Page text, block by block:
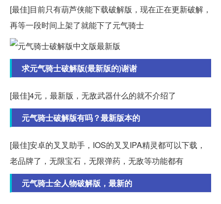
[最佳]目前只有葫芦侠能下载破解版，现在正在更新破解，
再等一段时间上架了就能下了元气骑士
求元气骑士破解版(最新版的)谢谢
[最佳]4元，最新版，无敌武器什么的就不介绍了
元气骑士破解版有吗？最新版本的
[最佳]安卓的叉叉助手，IOS的叉叉IPA精灵都可以下载，
老品牌了，无限宝石，无限弹药，无敌等功能都有
元气骑士全人物破解版，最新的